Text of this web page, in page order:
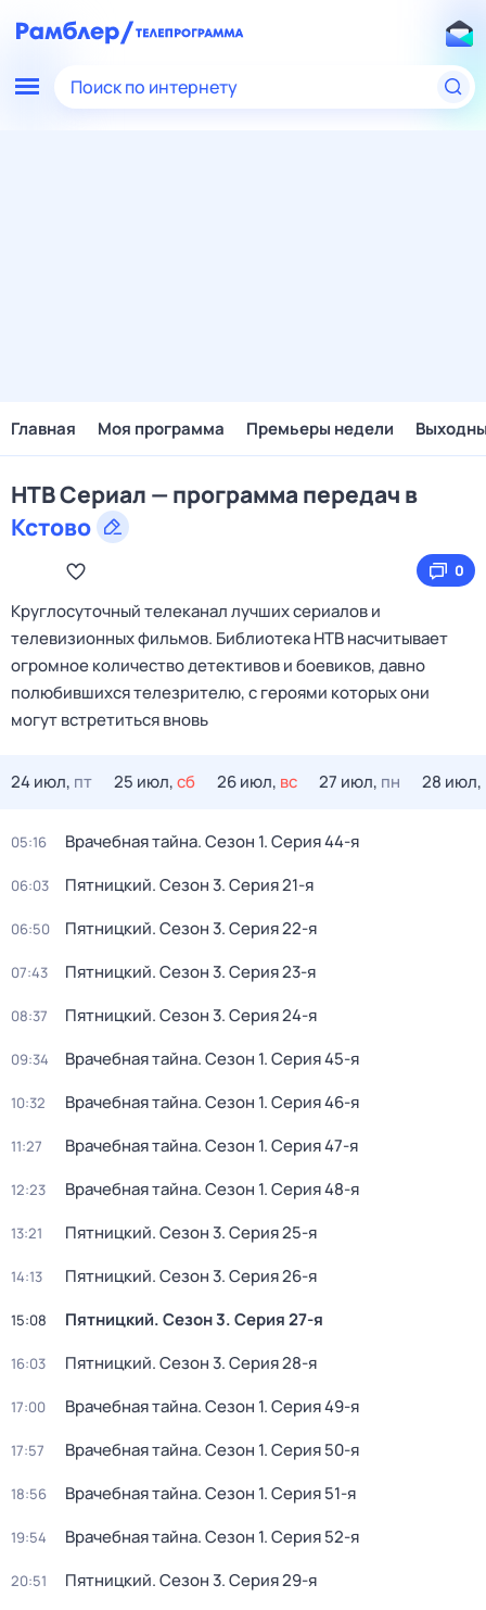
Поиск по интернету
Главная Моя программа Премьеры недели
НТВ Сериал — программа передач в
Кстово
0
Круглосуточный телеканал лучших сериалов и
телевизионных фильмов. Библиотека НТВ насчитывает
огромное количество детективов и боевиков, давно
полюбившихся телезрителю, с героями которых они
могут встретиться вновь
24 июл, пт 25 июл,сб 26 июл, вс 27 июл, пн 28 июл,
05:16 Врачебная тайна. Сезон 1. Серия 44-я
06:03 Пятницкий. Сезон 3. Серия 21-я
06:50 Пятницкий. Сезон 3. Серия 22-я
07:43 Пятницкий. Сезон 3. Серия 23-я
08:37 Пятницкий. Сезон 3. Серия 24-я
09:34 Врачебная тайна. Сезон 1. Серия 45-я
10:32 Врачебная тайна. Сезон 1. Серия 46-я
11:27 Врачебная тайна. Сезон 1. Серия 47-я
12:23 Врачебная тайна. Сезон 1. Серия 48-я
13:21 Пятницкий. Сезон 3. Серия 25-я
14:13 Пятницкий. Сезон 3. Серия 26-я
15:08 Пятницкий. Сезон 3. Серия 27-я
16:03 Пятницкий. Сезон 3. Серия 28-я
17:00 Врачебная тайна. Сезон 1. Серия 49-я
17:57 Врачебная тайна. Сезон 1. Серия 50-я
18:56 Врачебная тайна. Сезон 1. Серия 51-я
19:54 Врачебная тайна. Сезон 1. Серия 52-я
20:51 Пятницкий. Сезон 3. Серия 29-я